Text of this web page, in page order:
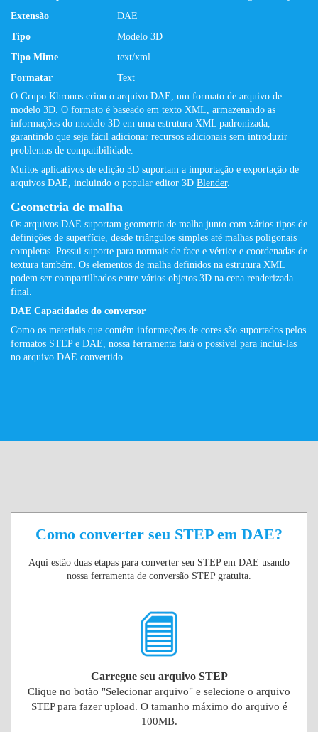
Extensão
DAE
Tipo
Modelo 3D
Tipo Mime
text/xml
Formatar
Text
O Grupo Khronos criou o arquivo DAE, um formato de arquivo de
modelo 3D. O formato é baseado em texto XML, armazenando as
informações do modelo 3D em uma estrutura XML padronizada,
garantindo que seja fácil adicionar recursos adicionais sem introduzir
problemas de compatibilidade.
Muitos aplicativos de edição 3D suportam a importação e exportação de
arquivos DAE, incluindo o popular editor 3D Blender.
Geometria de malha
Os arquivos DAE suportam geometria de malha junto com vários tipos de
definições de superfície, desde triângulos simples até malhas poligonais
completas. Possui suporte para normais de face e vértice e coordenadas de
textura também. Os elementos de malha definidos na estrutura XML
podem ser compartilhados entre vários objetos 3D na cena renderizada
final.
DAE Capacidades do conversor
Como os materiais que contêm informações de cores são suportados pelos
formatos STEP e DAE, nossa ferramenta fará o possível para incluí-las
no arquivo DAE convertido.
Como converter seu STEP em DAE?
Aqui estão duas etapas para converter seu STEP em DAE usando
nossa ferramenta de conversão STEP gratuita.
Carregue seu arquivo STEP
Clique no botão "Selecionar arquivo" e selecione o arquivo
STEP para fazer upload. O tamanho máximo do arquivo é
100MB.